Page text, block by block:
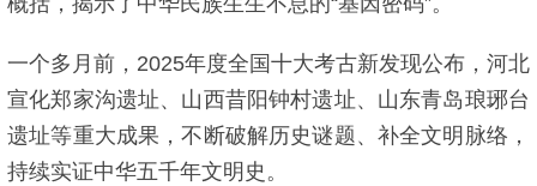
一个多月前，2025年度全国十大考古新发现公布，河北
宣化郑家沟遗址、山西昔阳钟村遗址、山东青岛琅琊台
遗址等重大成果，不断破解历史谜题、补全文明脉络，
持续实证中华五千年文明史。